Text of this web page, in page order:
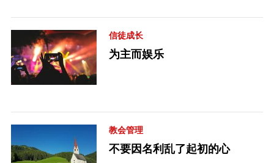
信徒成长
为主而娱乐
教会管理
不要因名利乱了起初的心